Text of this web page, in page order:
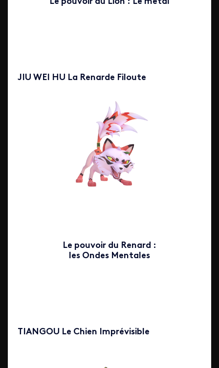
Le pouvoir du Lion : Le métal
JIU WEI HU La Renarde Filoute
Le pouvoir du Renard :
les Ondes Mentales
TIANGOU Le Chien Imprévisible